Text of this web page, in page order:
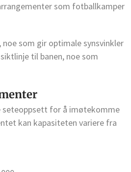
som fotballkamper
som gir optimale synsvinkler
til banen, noe som
seteoppsett for å imøtekomme
kan kapasiteten variere fra